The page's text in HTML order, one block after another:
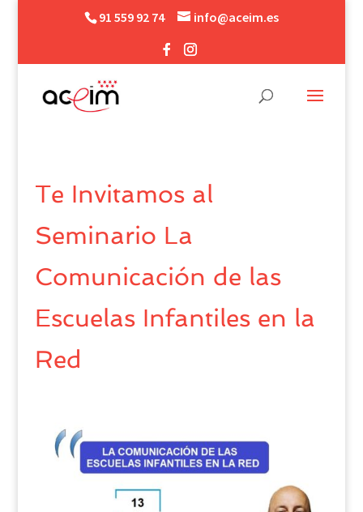
91 559 92 74 info@aceim.es
Te Invitamos al
Seminario La
Comunicación de las
Escuelas Infantiles en la
Red